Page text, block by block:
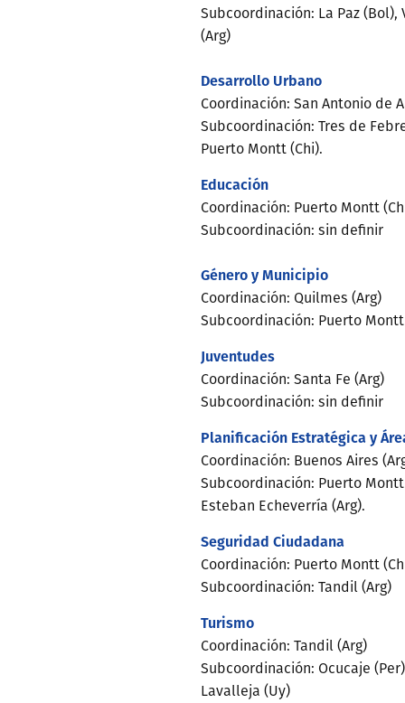
Subcoordinación: La Paz (Bol),
(Arg)
Desarrollo Urbano
Coordinación: San Antonio de
Subcoordinación: Tres de
Puerto Montt (Chi).
Educación
Coordinación: Puerto Montt
Subcoordinación: sin definir
Género y Municipio
Coordinación: Quilmes (Arg)
Subcoordinación: Puerto Montt
Juventudes
Coordinación: Santa Fe (Arg)
Subcoordinación: sin definir
Planificación Estratégica y
Coordinación: Buenos Aires
Subcoordinación: Puerto
Esteban Echeverría (Arg).
Seguridad Ciudadana
Coordinación: Puerto Montt
Subcoordinación: Tandil (Arg)
Turismo
Coordinación: Tandil (Arg)
Subcoordinación: Ocucaje
Lavalleja (Uy)